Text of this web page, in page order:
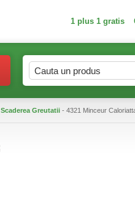
1 plus 1 gratis
Scaderea Greutatii - 4321 Minceur